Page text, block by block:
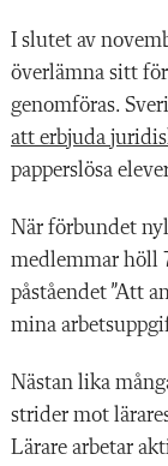
I slutet av
överlämna sitt
genomföras.
att erbjuda
papperslösa
När förbundet
medlemmar höll
påståendet ”Att
mina
Nästan lika
strider mot
Lärare arbetar